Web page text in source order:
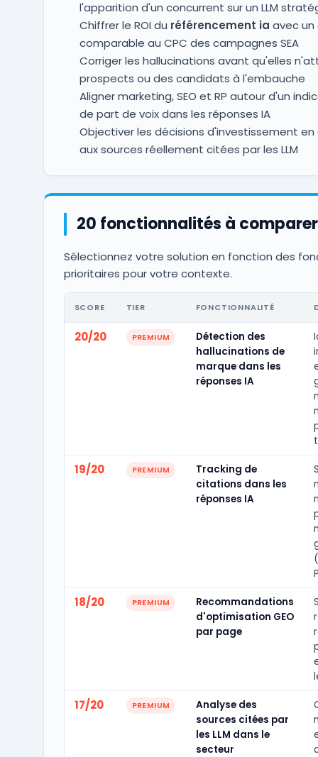
l'apparition d'un concurrent sur un LLM
Chiffrer le ROI du référencement ia avec
comparable au CPC des campagnes SEA
Corriger les hallucinations avant qu'elles
prospects ou des candidats à l'embauche
Aligner marketing, SEO et RP autour d'un
de part de voix dans les réponses IA
Objectiver les décisions d'investissement
aux sources réellement citées par les LLM
20 fonctionnalités à comparer
Sélectionnez votre solution en fonction des
prioritaires pour votre contexte.
SCORE TIER FONCTIONNALITÉ
20/20 PREMIUM
Détection des
hallucinations de
marque dans les
réponses IA
19/20 PREMIUM
Tracking de
citations dans les
réponses IA
18/20 PREMIUM
Recommandations
d'optimisation GEO
par page
17/20 PREMIUM
Analyse des
sources citées par
les LLM dans le
secteur